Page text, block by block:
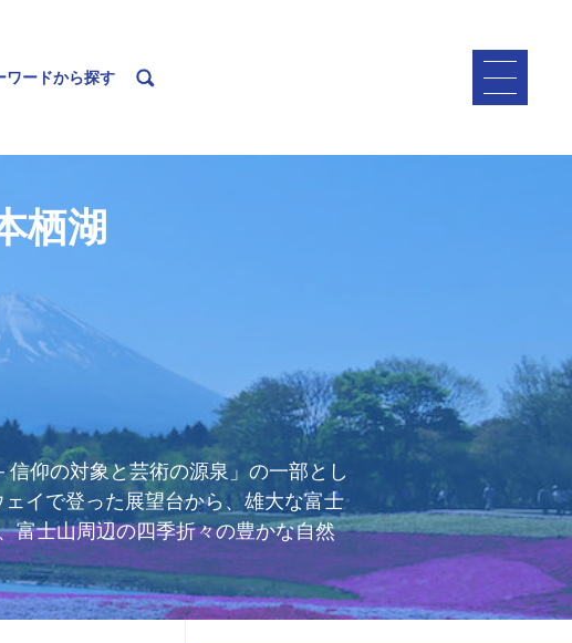
ワードから探す
栖湖
仰の対象と芸術の源泉」の一部とし
イで登った展望台から、雄大な富士
富士山周辺の四季折々の豊かな自然